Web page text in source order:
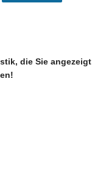
die Sie angezeigt